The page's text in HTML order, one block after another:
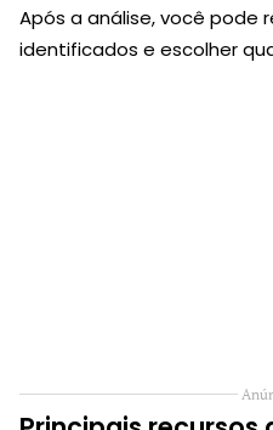
Após a análise, você pode
identificados e escolher